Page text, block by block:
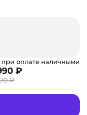
оплате наличными
₽
₽